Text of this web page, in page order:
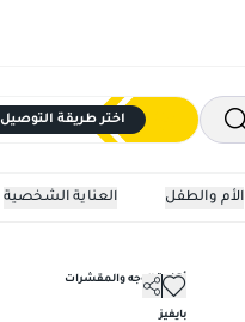
اختر طريقة التوصيل
العناية الشخصية الأم والطفل
أقنعة الوجه والمقشرات
بايفيز